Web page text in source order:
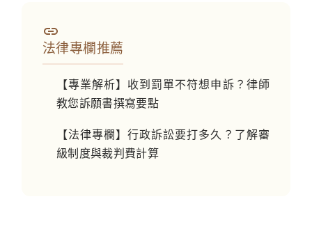
法律專欄推薦
【專業解析】收到罰單不符想申訴？律師
教您訴願書撰寫要點
【法律專欄】行政訴訟要打多久？了解審
級制度與裁判費計算